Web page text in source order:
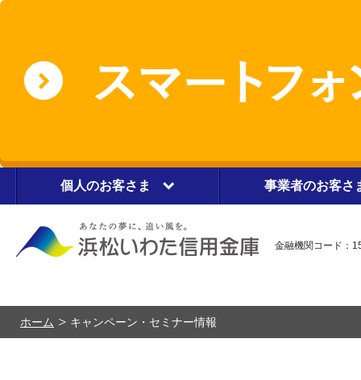
個人のお客さま 事業者のお客さ
金融機関コード：
ホーム キャンペーン・セミナー情報